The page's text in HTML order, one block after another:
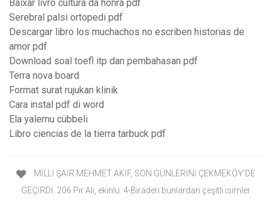
Baixar livro cultura da honra pdf
Serebral palsi ortopedi pdf
Descargar libro los muchachos no escriben historias de
amor pdf
Download soal toefl itp dan pembahasan pdf
Terra nova board
Format surat rujukan klinik
Cara instal pdf di word
Ela yalemu cübbeli
Libro ciencias de la tierra tarbuck pdf
MİLLİ ŞAİR MEHMET AKİF, SON GÜNLERİNİ ÇEKMEKÖY'DE
GEÇİRDİ. 206 Pir Ali, ekinlü. 4-Biraderi bunlardan çeşitli isimler